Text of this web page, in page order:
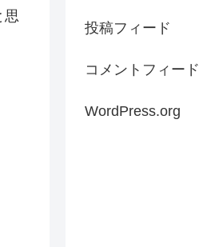
思
投稿フィード
コメントフィード
WordPress.org